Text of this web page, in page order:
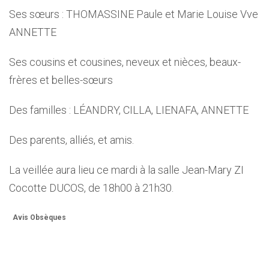
Ses sœurs : THOMASSINE Paule et Marie Louise Vve
ANNETTE
Ses cousins et cousines, neveux et nièces, beaux-
frères et belles-sœurs
Des familles : LÉANDRY, CILLA, LIENAFA, ANNETTE
Des parents, alliés, et amis.
La veillée aura lieu ce mardi à la salle Jean-Mary ZI
Cocotte DUCOS, de 18h00 à 21h30.
Avis Obsèques